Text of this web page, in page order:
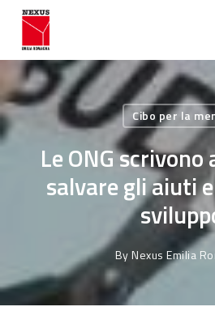
Skip
main
content
Cibo per la
Le ONG
salvare gli aiuti
By Nexus Emilia